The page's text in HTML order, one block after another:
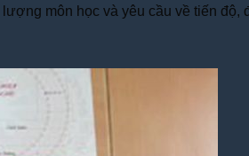
môn học và yêu cầu về tiến độ,